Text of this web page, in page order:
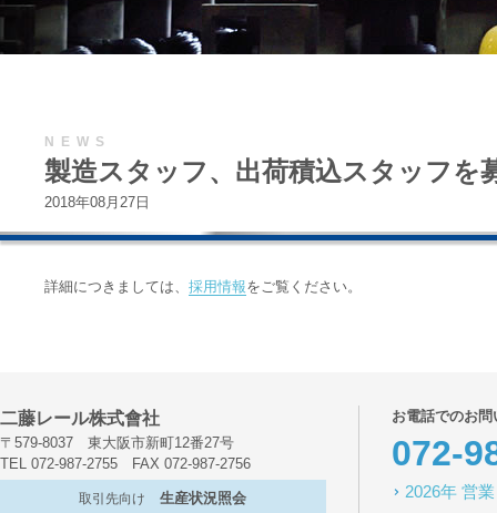
NEWS
製造スタッフ、出荷積込スタッフを
2018年08月27日
詳細につきましては、 採用情報をご覧ください。
二藤レール株式會社
〒579-8037 東大阪市新町12番27号
TEL 072-987-2755 FAX 072-987-2756
取引先向け 生産状況照会
お電話でのお問
072-
2026年 営